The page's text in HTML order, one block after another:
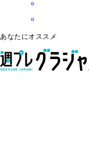
あなたにオススメ